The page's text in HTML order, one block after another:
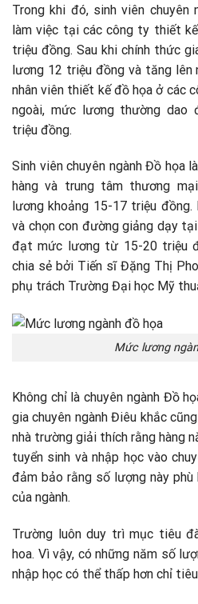
Trong khi đó, sinh viên
làm việc tại các công ty thiết
triệu đồng. Sau khi chính thức
lương 12 triệu đồng và tăng lên
nhân viên thiết kế đồ họa ở các
ngoài, mức lương thường dao
triệu đồng.
Sinh viên chuyên ngành Đồ họa
hàng và trung tâm thương
lương khoảng 15-17 triệu
và chọn con đường giảng dạy
đạt mức lương từ 15-20 triệu
chia sẻ bởi Tiến sĩ Đặng Thị
phụ trách Trường Đại học Mỹ
Mức lương
Không chỉ là chuyên ngành Đồ
gia chuyên ngành Điêu khắc
nhà trường giải thích rằng hàng
tuyển sinh và nhập học vào
đảm bảo rằng số lượng này
của ngành.
Trường luôn duy trì mục tiêu
hoa. Vì vậy, có những năm số
nhập học có thể thấp hơn chỉ